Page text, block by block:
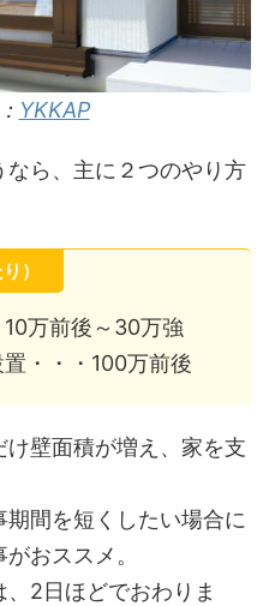
YKKAP
ら、主に２つのやり方
）
10万前後～30万強
・・・100万前後
壁面積が増え、家を支
間を短くしたい場合に
おススメ。
2日ほどでおわりま